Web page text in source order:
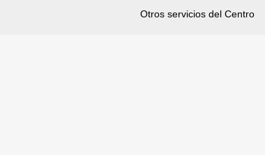
Otros servicios del Centro